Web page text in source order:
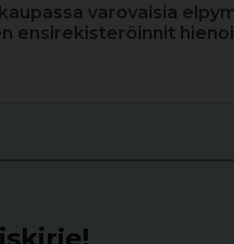
varovaisia
ensirekisteröinnit